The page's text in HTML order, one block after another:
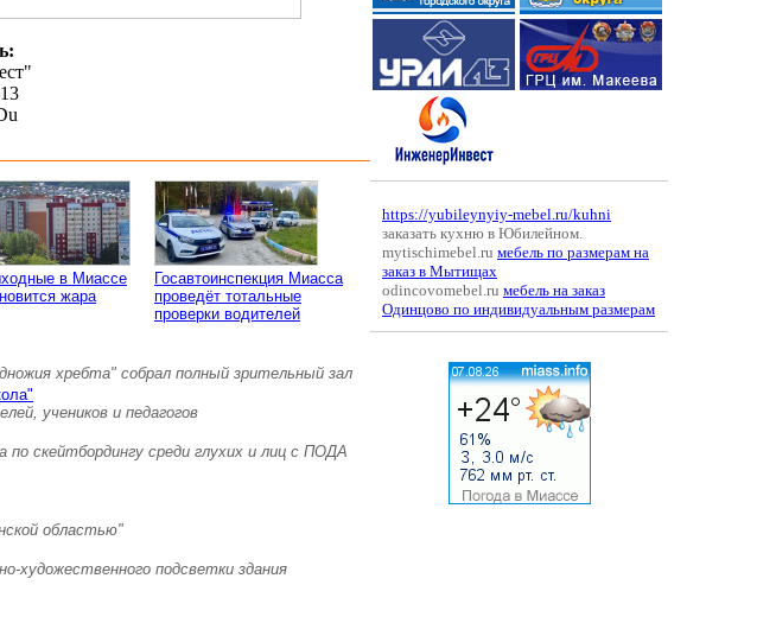
в Миассе
жара
Госавтоинспекция Миасса
проведёт тотальные
проверки водителей
хребта" собрал полный зрительный зал
учеников и педагогов
скейтбордингу среди глухих и лиц с ПОДА
областью"
художественного подсветки здания
https://yubileynyiy-mebel.ru/kuhni
заказать кухню в Юбилейном.
mytischimebel.ru мебель по размерам на
заказ в Мытищах
odincovomebel.ru мебель на заказ
Одинцово по индивидуальным размерам